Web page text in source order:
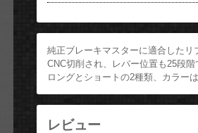
純正ブレーキマスターに適合したリ
CNC切削され、レバー位置も25段
ロングとショートの2種類、カラー
レビュー